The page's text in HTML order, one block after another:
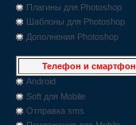
Плагины для Photoshop
Шаблоны для Photoshop
Дополнения Photoshop
Телефон и смартфон
Android
Soft для Mobile
Отправка sms